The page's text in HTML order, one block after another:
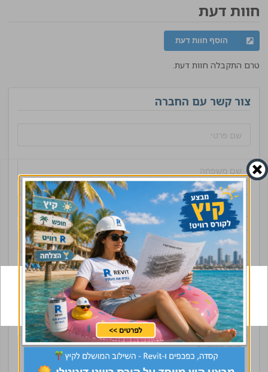
חוות דעת
הוסף חוות דעת
טרם התקבלה חוות דעת.
צור קשר עם החברה